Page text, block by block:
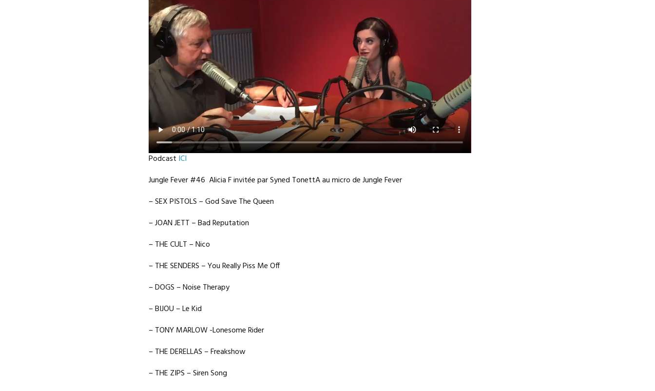
Podcast ICI
Jungle Fever #46 Alicia F invitée par Syned TonettA au micro de Jungle Fever
– SEX PISTOLS – God Save The Queen
– JOAN JETT – Bad Reputation
– THE CULT – Nico
– THE SENDERS – You Really Piss Me Off
– DOGS – Noise Therapy
– BIJOU – Le Kid
– TONY MARLOW -Lonesome Rider
– THE DERELLAS – Freakshow
– THE ZIPS – Siren Song